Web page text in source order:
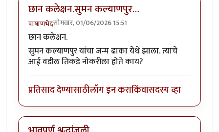
छान कलेक्षन.सुमन कल्याणपुर…
पाषाणभेदसोमवार, 01/06/2026 15:51
छान कलेक्षन.
सुमन कल्याणपुर यांचा जन्म ढाका येथे झाला. त्याचे
आई वडील तिकडे नोकरीला होते काय?
प्रतिसाद देण्यासाठीलॉग इन कराकिंवासदस्य व्हा